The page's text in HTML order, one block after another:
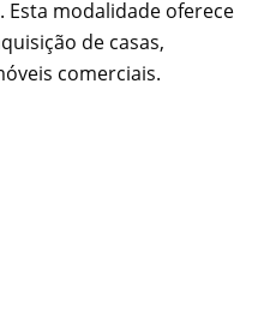
modalidade oferece
de casas,
comerciais.